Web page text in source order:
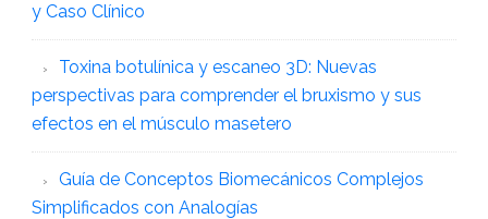
y Caso Clínico
Toxina botulínica y escaneo 3D: Nuevas
perspectivas para comprender el bruxismo y sus
efectos en el músculo masetero
Guía de Conceptos Biomecánicos Complejos
Simplificados con Analogías